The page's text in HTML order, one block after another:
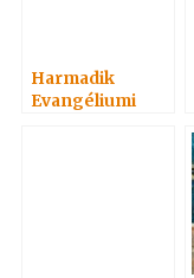
Harmadik
Evangéliumi